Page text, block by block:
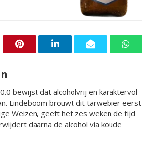
bewijst dat alcoholvrij en karaktervol
Lindeboom brouwt dit tarwebier eerst
Weizen, geeft het zes weken de tijd
daarna de alcohol via koude